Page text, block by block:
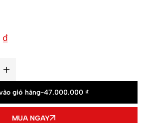
₫
giỏ hàng-47.000.000 ₫
MUA NGAY